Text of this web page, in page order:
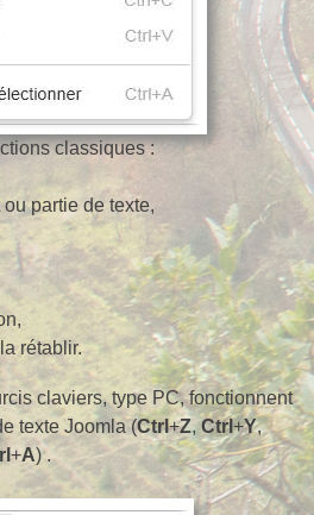
classiques :
partie de texte,
rétablir.
claviers, type PC, fonctionnent
texte Joomla (Ctrl+Z,Ctrl+Y,
+A) .